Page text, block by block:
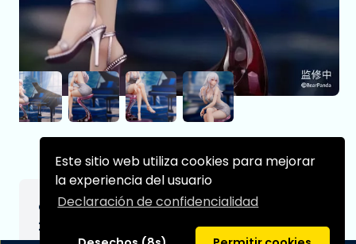
Este sitio web utiliza cookies para mejorar
la experiencia del usuario
Declaración de confidencialidad
Original Character Estatua PVC 1/6 Serina
23 cm